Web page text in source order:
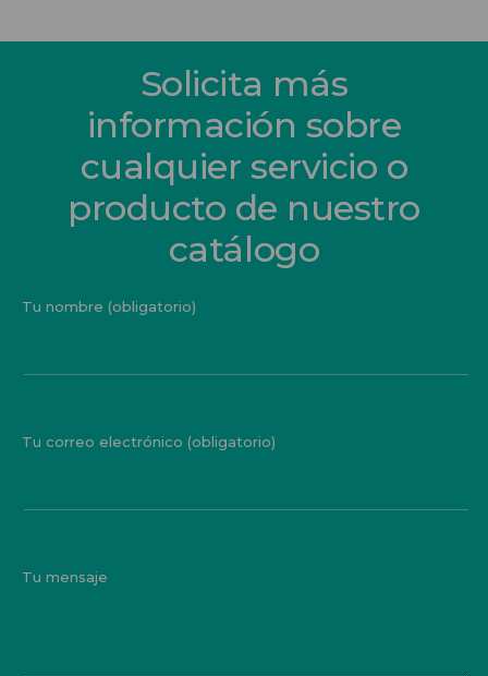
Solicita más
información sobre
cualquier servicio o
producto de nuestro
catálogo
Tu nombre (obligatorio)
Tu correo electrónico (obligatorio)
Tu mensaje